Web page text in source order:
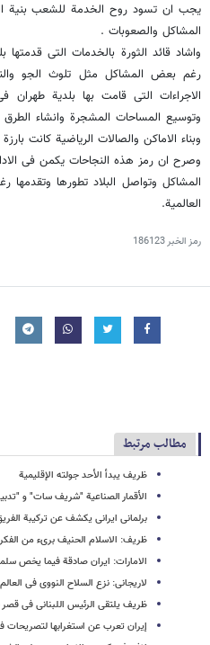
یجب ان تسود روح الخدمة للشعب بنیة
المشاکل والصعوبات .
واشاد قائد الثورة بالخدمات التی قدمتها
رغم بعض المشاکل مثل تلوث الجو
الاجراءات التی قامت بها بلدیة طهران
وتوسیع المساحات المشجرة وانشاء
وبناء الاماکن والصالات الریاضیة کانت
وصرح ان رمز هذه النجاحات یکمن فی
المشاکل وتواصل البلاد تطورها وتقدمها
العالمیة.
رمز الخبر186123
مطالب مرتبط
ظریف یبدأ الأحد جولته الإقلیمیة
الأقمار الصناعیة "شریف سات" و
برلمانی ایرانی یکشف عن ترکیبة
ظریف: الاسلام الحنیف بریء من
الامارات: ایران صادقة فیما یخص
لاریجانی: نزع السلاح النووی فی
ظریف یلتقی الرئیس اللبنانی فی قصر
إیران تعرب عن استغرابها لتصریحات